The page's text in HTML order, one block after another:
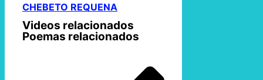
CHEBETO REQUENA
Videos relacionados
Poemas relacionados